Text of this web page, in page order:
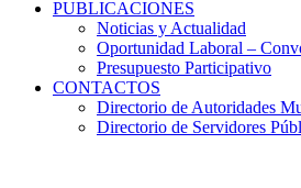
PUBLICACIONES
Noticias y Actualidad
Oportunidad Laboral –
Presupuesto Participativo
CONTACTOS
Directorio de Autoridades
Directorio de Servidores